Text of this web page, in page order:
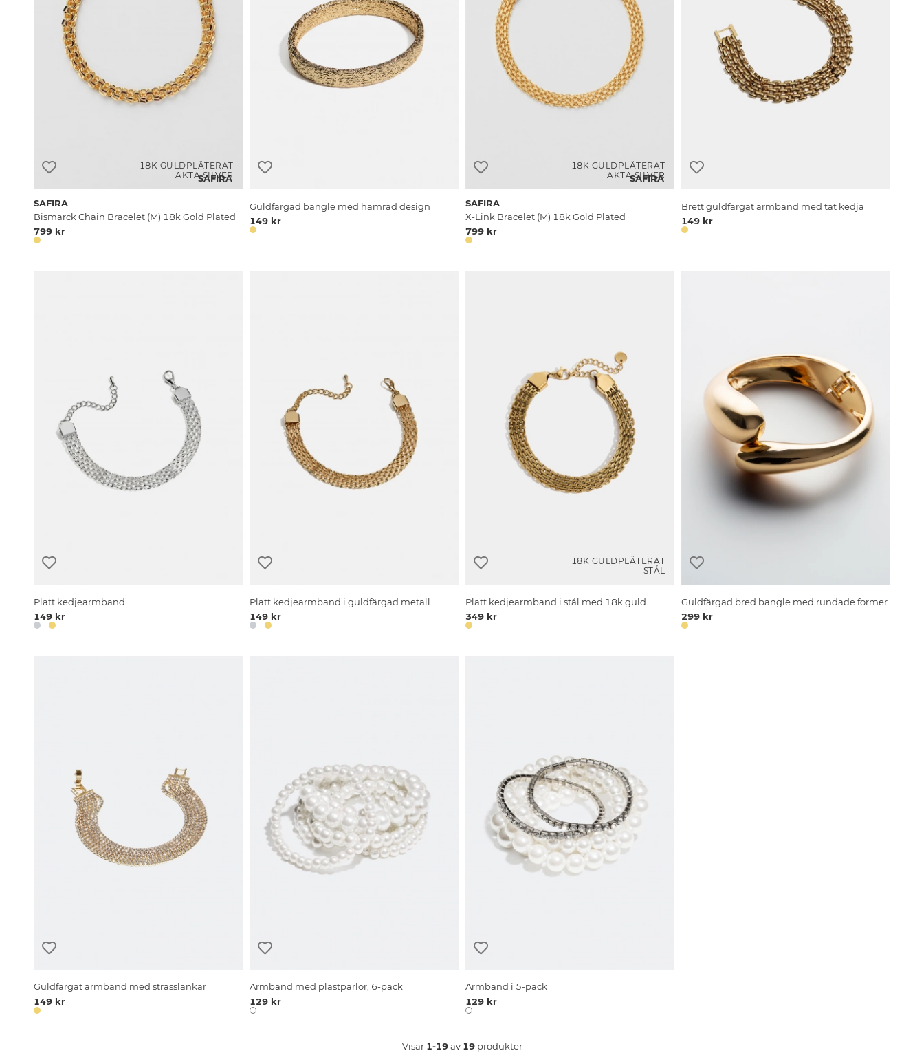
SAFIRA
18K GULDPLÄTERAT
ÄKTA SILVER
SAFIRA
Bismarck Chain Bracelet (M) 18k Gold Plated
799 kr
Guldfärgad bangle med hamrad design
149 kr
SAFIRA
18K GULDPLÄTERAT
ÄKTA SILVER
SAFIRA
X-Link Bracelet (M) 18k Gold Plated
799 kr
Brett guldfärgat armband med tät kedja
149 kr
Platt kedjearmband
149 kr
Platt kedjearmband i guldfärgad metall
149 kr
18K GULDPLÄTERAT
STÅL
Platt kedjearmband i stål med 18k guld
349 kr
Guldfärgad bred bangle med rundade former
299 kr
Guldfärgat armband med strasslänkar
149 kr
Armband med plastpärlor, 6-pack
129 kr
Armband i 5-pack
129 kr
Visar 1-19av 19produkter